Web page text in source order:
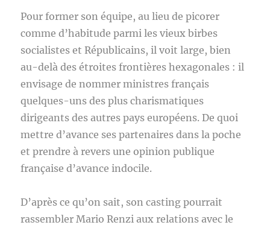
Pour former son équipe, au lieu de picorer
comme d’habitude parmi les vieux birbes
socialistes et Républicains, il voit large, bien
au-delà des étroites frontières hexagonales : il
envisage de nommer ministres français
quelques-uns des plus charismatiques
dirigeants des autres pays européens. De quoi
mettre d’avance ses partenaires dans la poche
et prendre à revers une opinion publique
française d’avance indocile.
D’après ce qu’on sait, son casting pourrait
rassembler Mario Renzi aux relations avec le